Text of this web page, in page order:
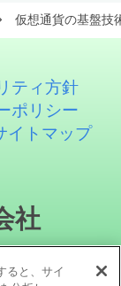
仮想通貨の基盤技
ティ方針
ポリシー
イトマップ
社
ると、サイ